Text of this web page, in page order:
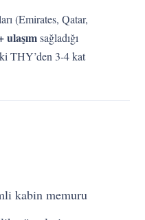
(Emirates, Qatar,
ulaşımsağladığı
THY’den 3-4 kat
kabin memuru